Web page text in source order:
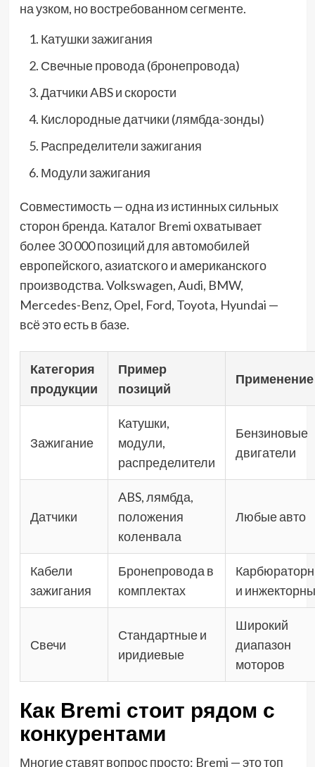
на узком, но востребованном сегменте.
Катушки зажигания
Свечные провода (бронепровода)
Датчики ABS и скорости
Кислородные датчики (лямбда-зонды)
Распределители зажигания
Модули зажигания
Совместимость — одна из истинных сильных
сторон бренда. Каталог Bremi охватывает
более 30 000 позиций для автомобилей
европейского, азиатского и американского
производства. Volkswagen, Audi, BMW,
Mercedes-Benz, Opel, Ford, Toyota, Hyundai —
всё это есть в базе.
Категория
продукции
Пример
позиций
Применение
Зажигание
Катушки,
модули,
распределители
Бензиновые
двигатели
Датчики
ABS, лямбда,
положения
коленвала
Любые авто
Кабели
зажигания
Бронепровода в
комплектах
и
Свечи
Стандартные и
иридиевые
Широкий
диапазон
моторов
Как Bremi стоит рядом с
конкурентами
Многие ставят вопрос просто: Bremi — это топ